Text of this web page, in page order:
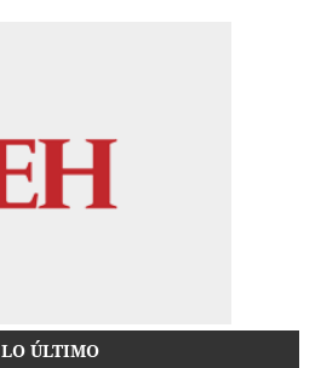
LO ÚLTIMO